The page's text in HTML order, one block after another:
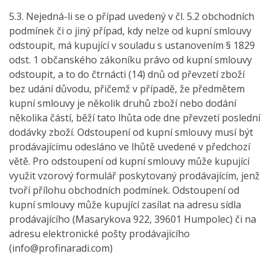
5.3. Nejedná-li se o případ uvedený v čl. 5.2 obchodních
podmínek či o jiný případ, kdy nelze od kupní smlouvy
odstoupit, má kupující v souladu s ustanovením § 1829
odst. 1 občanského zákoníku právo od kupní smlouvy
odstoupit, a to do čtrnácti (14) dnů od převzetí zboží
bez udání důvodu, přičemž v případě, že předmětem
kupní smlouvy je několik druhů zboží nebo dodání
několika částí, běží tato lhůta ode dne převzetí poslední
dodávky zboží. Odstoupení od kupní smlouvy musí být
prodávajícímu odesláno ve lhůtě uvedené v předchozí
větě. Pro odstoupení od kupní smlouvy může kupující
využit vzorový formulář poskytovaný prodávajícím, jenž
tvoří přílohu obchodních podmínek. Odstoupení od
kupní smlouvy může kupující zasílat na adresu sídla
prodávajícího (Masarykova 922, 39601 Humpolec) či na
adresu elektronické pošty prodávajícího
(info@profinaradi.com)